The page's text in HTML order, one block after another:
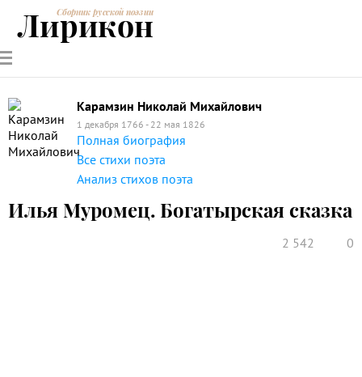
РУССКИЕ
ПОЭТЫ
СОВРЕМЕННИКИЭНЦИКЛОПЕДИЯ
ПОЭЗИИ
Сборник русской поэзии
Лирикон
Карамзин Николай Михайлович
1 декабря 1766 - 22 мая 1826
Полная биография
Все стихи поэта
Анализ стихов поэта
Илья Муромец. Богатырская сказка
2 542 0